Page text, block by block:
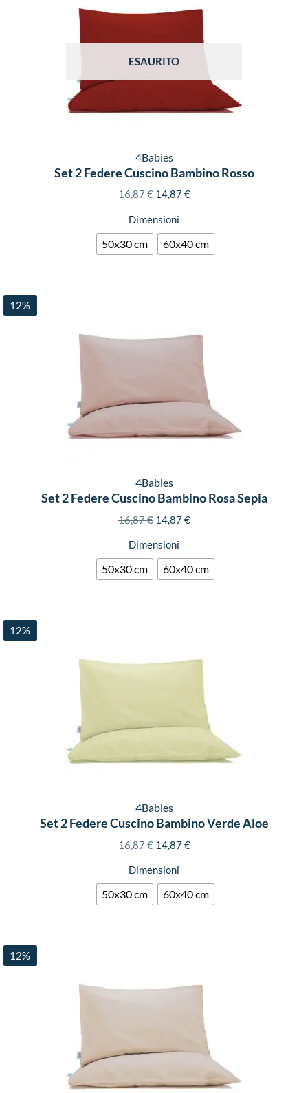
ESAURITO
4Babies
Set 2 Federe Cuscino Bambino Rosso
16,87€ 14,87€
Dimensioni
50x30 cm 60x40 cm
12%
4Babies
Set 2 Federe Cuscino Bambino Rosa Sepia
16,87€ 14,87€
Dimensioni
50x30 cm 60x40 cm
12%
4Babies
Set 2 Federe Cuscino Bambino Verde Aloe
16,87€ 14,87€
Dimensioni
50x30 cm 60x40 cm
12%